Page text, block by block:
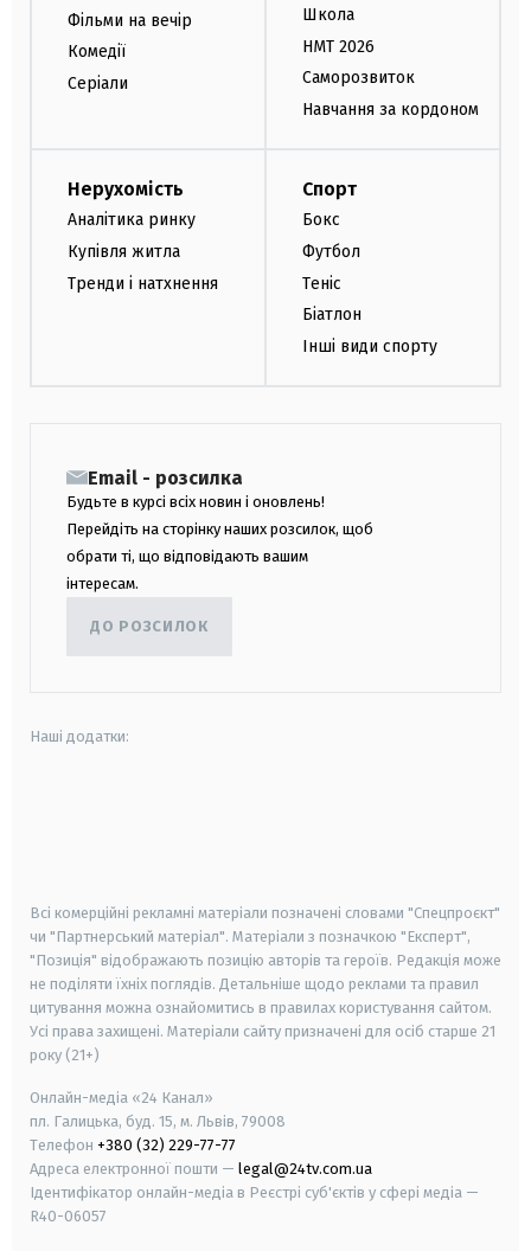
Фільми на вечір
Комедії
Серіали
Школа
НМТ 2026
Саморозвиток
Навчання за кордоном
Нерухомість
Аналітика ринку
Купівля житла
Тренди і натхнення
Спорт
Бокс
Футбол
Теніс
Біатлон
Інші види спорту
Email - розсилка
Будьте в курсі всіх новин і оновлень!
Перейдіть на сторінку наших розсилок, щоб
обрати ті, що відповідають вашим
інтересам.
ДО РОЗСИЛОК
Наші додатки:
Всі комерційні рекламні матеріали позначені словами "Спецпроєкт"
чи "Партнерський матеріал". Матеріали з позначкою "Експерт",
"Позиція" відображають позицію авторів та героїв. Редакція може
не поділяти їхніх поглядів. Детальніше щодо реклами та правил
цитування можна ознайомитись в правилах користування сайтом.
Усі права захищені. Матеріали сайту призначені для осіб старше 21
року (21+)
Онлайн-медіа «24 Канал»
пл. Галицька, буд. 15, м. Львів, 79008
Телефон +380 (32) 229-77-77
Адреса електронної пошти — legal@24tv.com.ua
Ідентифікатор онлайн-медіа в Реєстрі суб'єктів у сфері медіа —
R40-06057